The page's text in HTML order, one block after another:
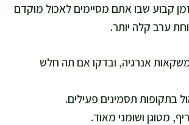
קבוע שבו אתם מסיימים לאכול מוקדם
ערב קלה יותר.
אנרגיה, ובדקו אם תה חלש
בתקופות תסמינים פעילים.
מטוגן ושומני מאוד.